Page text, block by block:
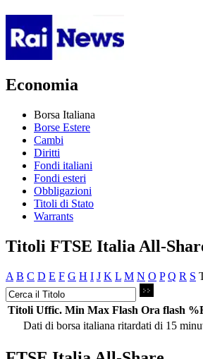
Economia
Borsa Italiana
Borse Estere
Cambi
Diritti
Fondi italiani
Fondi esteri
Obbligazioni
Titoli di Stato
Warrants
Titoli FTSE Italia All-
A B C D E F G H I J K L M N O P Q R S
Titoli Uffic. Min Max Flash Ora flash
Dati di borsa italiana ritardati di 15